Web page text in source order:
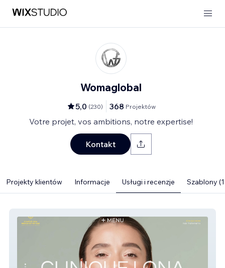
Womaglobal
5,0 (230) 368 Projektów
Votre projet, vos ambitions, notre expertise!
Kontakt
Projekty klientów Informacje Usługi i recenzje Szablony